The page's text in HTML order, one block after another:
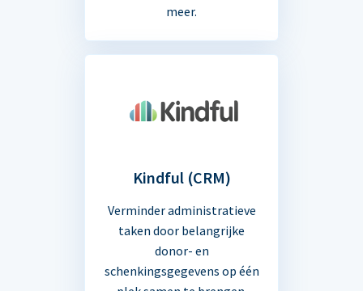
meer.
Kindful (CRM)
Verminder administratieve
taken door belangrijke
donor- en
schenkingsgegevens op één